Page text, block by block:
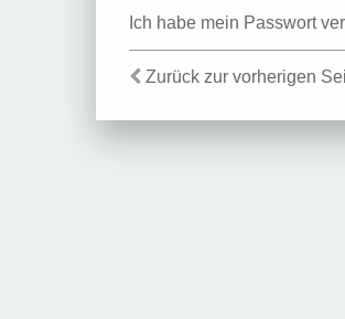
Ich habe mein Passwort
Zurück zur vorherigen